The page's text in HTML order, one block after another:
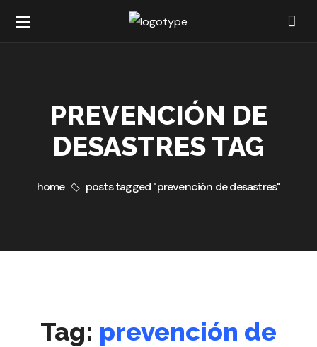
PREVENCIÓN DE
DESASTRES TAG
home posts tagged "prevención de desastres"
Tag: prevención de